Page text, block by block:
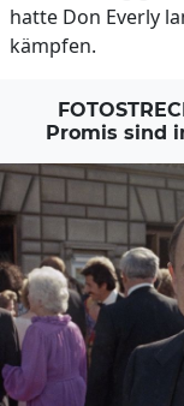
hatte Don Everly
kämpfen.
Promis sind